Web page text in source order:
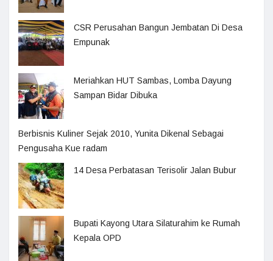
CSR Perusahan Bangun Jembatan Di Desa
Empunak
Meriahkan HUT Sambas, Lomba Dayung
Sampan Bidar Dibuka
Berbisnis Kuliner Sejak 2010, Yunita Dikenal Sebagai
Pengusaha Kue radam
14 Desa Perbatasan Terisolir Jalan Bubur
Bupati Kayong Utara Silaturahim ke Rumah
Kepala OPD